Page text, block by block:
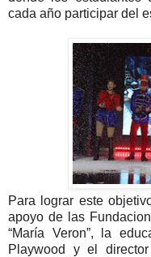
cada año participar del
Para lograr este
apoyo de las
“María Veron”, la
Playwood y el